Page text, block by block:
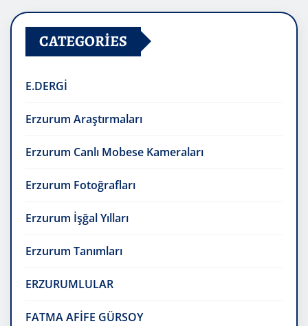
CATEGORIES
E.DERGİ
Erzurum Araştırmaları
Erzurum Canlı Mobese Kameraları
Erzurum Fotoğrafları
Erzurum İşğal Yılları
Erzurum Tanımları
ERZURUMLULAR
FATMA AFİFE GÜRSOY